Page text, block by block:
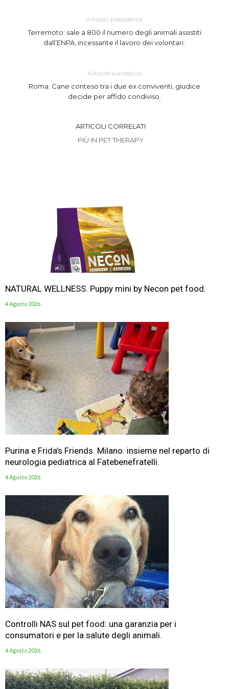
Articolo precedente
Terremoto: sale a 800 il numero degli animali assistiti
dall’ENPA, incessante il lavoro dei volontari.
Articolo successivo
Roma. Cane conteso tra i due ex conviventi, giudice
decide per affido condiviso.
ARTICOLI CORRELATI
PIÙ IN PET THERAPY
NATURAL WELLNESS. Puppy mini by Necon pet food.
4 Agosto 2026
Purina e Frida’s Friends. Milano: insieme nel reparto di
neurologia pediatrica al Fatebenefratelli.
4 Agosto 2026
Controlli NAS sul pet food: una garanzia per i
consumatori e per la salute degli animali.
4 Agosto 2026